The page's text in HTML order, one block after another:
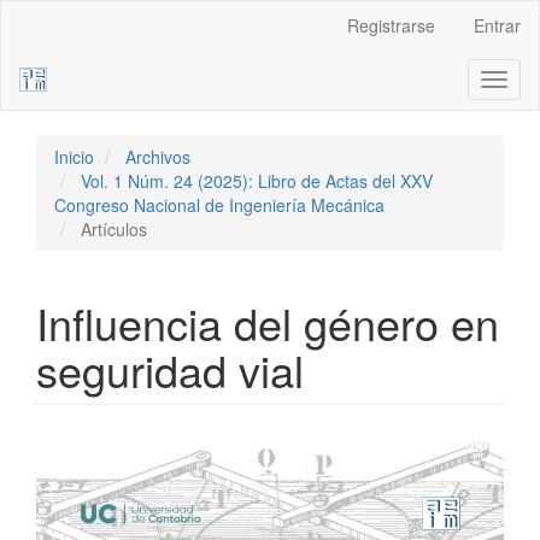
Barra
Registrarse Entrar
Inicio
Archivos
Vol. 1 Núm. 24 (2025): Libro de Actas del XXV
Congreso Nacional de Ingeniería Mecánica
Artículos
Influencia del género en
seguridad vial
lateral
del